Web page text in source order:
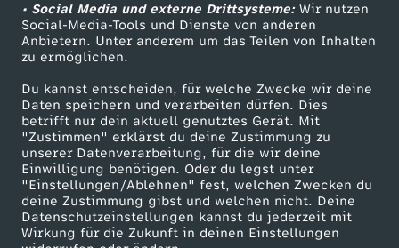
• Social Media und externe Drittsysteme:Wir nutzen
Social-Media-Tools und Dienste von anderen
Anbietern. Unter anderem um das Teilen von Inhalten
zu ermöglichen.
Du kannst entscheiden, für welche Zwecke wir deine
Daten speichern und verarbeiten dürfen. Dies
betrifft nur dein aktuell genutztes Gerät. Mit
"Zustimmen" erklärst du deine Zustimmung zu
unserer Datenverarbeitung, für die wir deine
Einwilligung benötigen. Oder du legst unter
"Einstellungen/Ablehnen" fest, welchen Zwecken du
deine Zustimmung gibst und welchen nicht. Deine
Datenschutzeinstellungen kannst du jederzeit mit
Wirkung für die Zukunft in deinen Einstellungen
u
m
K
o
m
m
ZDF Unternehmen
Karriere
ZDF goes Schule
Werbefernsehen
Mainzelmännchen